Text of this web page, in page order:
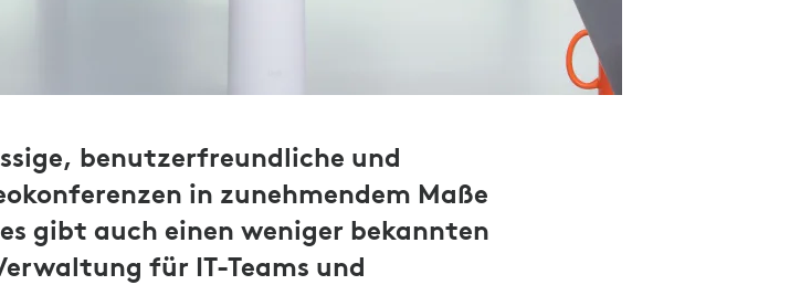
benutzerfreundliche und
in zunehmendem Maße
gibt auch einen weniger bekannten
für IT-Teams und